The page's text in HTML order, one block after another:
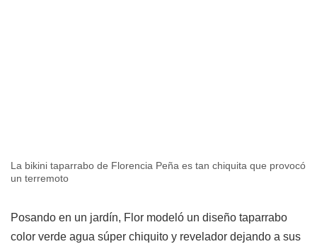
La bikini taparrabo de Florencia Peña es tan chiquita que provocó
un terremoto
Posando en un jardín, Flor modeló un diseño taparrabo
color verde agua súper chiquito y revelador dejando a sus